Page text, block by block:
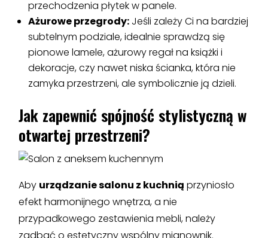
przechodzenia płytek w panele.
Ażurowe przegrody: Jeśli zależy Ci na bardziej
subtelnym podziale, idealnie sprawdzą się
pionowe lamele, ażurowy regał na książki i
dekoracje, czy nawet niska ścianka, która nie
zamyka przestrzeni, ale symbolicznie ją dzieli.
Jak zapewnić spójność stylistyczną w
otwartej przestrzeni?
Aby urządzanie salonu z kuchnią przyniosło
efekt harmonijnego wnętrza, a nie
przypadkowego zestawienia mebli, należy
zadbać o estetyczny wspólny mianownik.